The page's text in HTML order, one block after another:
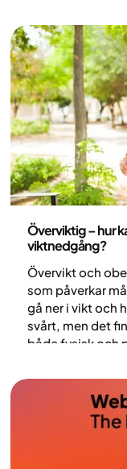
Överviktig – hur
viktnedgång?
Övervikt och
som påverkar
gå ner i vikt och
svårt, men det
både fysisk och
mäta dina